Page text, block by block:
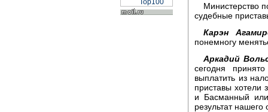
Министерство
судебные
Карэн
понемногу
Аркадий
сегодня
выплатить из
приставы хотели
и Басманный
результат